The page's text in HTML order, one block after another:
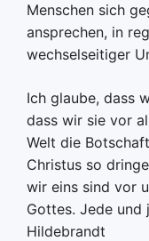
Menschen sich
ansprechen, in
wechselseitiger
Ich glaube, dass
dass wir sie vor
Welt die
Christus so
wir eins sind vor
Gottes. Jede und
Hildebrandt